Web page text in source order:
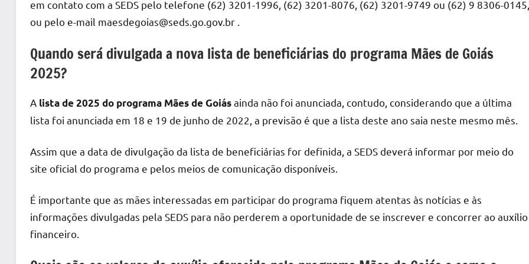
em contato com a SEDS pelo telefone (62) 3201-1996, (62) 3201-8076, (62) 3201-9749 ou (62) 9 8306-0145,
ou pelo e-mail maesdegoias@seds.go.gov.br
Quando será divulgada a nova lista de beneficiárias do programa Mães de Goiás
2025?
A lista de 2025 do programa Mães de Goiásainda não foi anunciada, contudo, considerando que a última
lista foi anunciada em 18 e 19 de junho de 2022, a previsão é que a lista deste ano saia neste mesmo mês.
Assim que a data de divulgação da lista de beneficiárias for definida, a SEDS deverá informar por meio do
site oficial do programa e pelos meios de comunicação disponíveis.
É importante que as mães interessadas em participar do programa fiquem atentas às notícias e às
informações divulgadas pela SEDS para não perderem a oportunidade de se inscrever e concorrer ao auxílio
financeiro.